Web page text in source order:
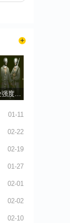
艾尔登法环职业强度是什么排行
01-11
02-22
02-19
01-27
02-01
02-02
02-10